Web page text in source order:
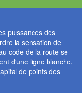
puissances des
la sensation de
code de la route se
d'une ligne blanche,
de points des